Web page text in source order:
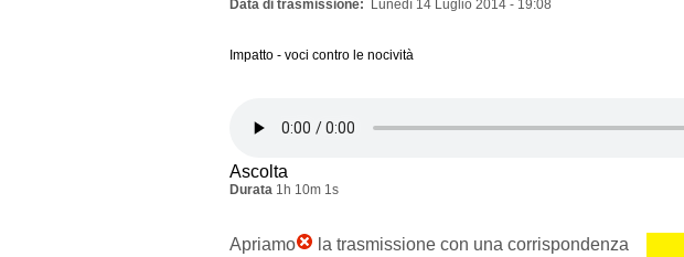
Data di trasmissione Lunedì 14 Luglio 2014 - 19:08
Impatto - voci contro le nocività
Ascolta
Durata 1h 10m 1s
Apriamo la trasmissione con una corrispondenza